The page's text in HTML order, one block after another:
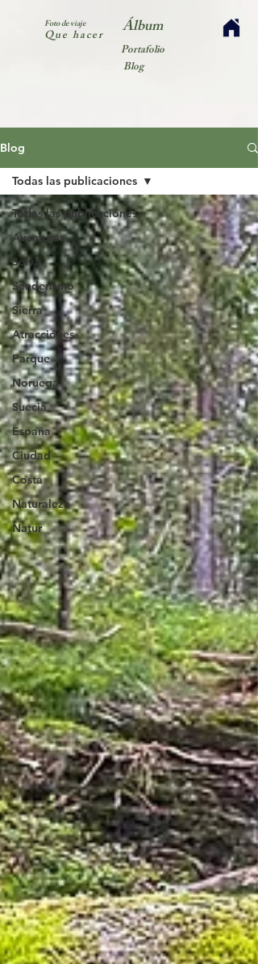
Foto de viaje
Que hacer Álbum
Portafolio
Blog
Blog
Todas las publicaciones
Aventuras
Selva
Senderismo
Sierra
Atracciónes
Parque
Noruega
Suecia
España
Ciudad
Costa
Naturaleza
Natur
Todas las publicaciones